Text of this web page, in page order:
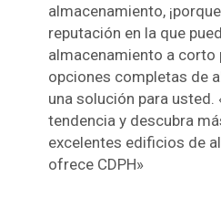
almacenamiento,
reputación en la que
almacenamiento a corto
opciones completas de
una solución para usted.
tendencia y descubra
excelentes edificios de
ofrece CDPH»